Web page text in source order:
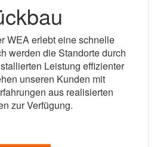
WEA erlebt eine schnelle
werden die Standorte durch
Leistung effizienter
unseren Kunden mit
aus realisierten
zur Verfügung.